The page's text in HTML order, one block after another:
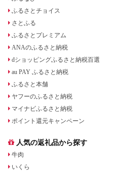
ふるさとチョイス
さとふる
ふるさとプレミアム
ANAのふるさと納税
dショッピングふるさと納税百選
au PAY ふるさと納税
ふるさと本舗
ヤフーのふるさと納税
マイナビふるさと納税
ポイント還元キャンペーン
人気の返礼品から探す
牛肉
いくら